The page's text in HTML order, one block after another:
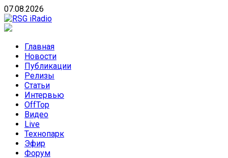
Skip
to
content
07.08.2026
направлений без возрастных ограничений
Главная
Новости
Публикации
Релизы
Статьи
Интервью
OffTop
Видео
Live
Технопарк
Эфир
Форум